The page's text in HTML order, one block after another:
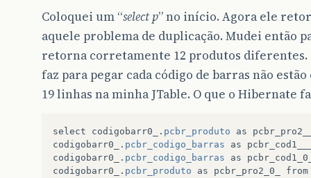
Coloquei um “select p” no início. Agora ele
aquele problema de duplicação. Mudei então
retorna corretamente 12 produtos diferentes.
faz para pegar cada código de barras não
19 linhas na minha JTable. O que o Hibernate
select codigobarr0_ . pcbr_produto as
codigobarr0_
. pcbr_codigo_barras as
codigobarr0_
. pcbr_codigo_barras as
codigobarr0_
. pcbr_produto as pcbr_pro2_0_
from